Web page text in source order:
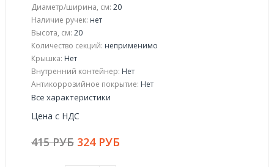
Диаметр/ширина, см: 20
Наличие ручек: нет
Высота, см: 20
Количество секций: неприменимо
Крышка: Нет
Внутренний контейнер: Нет
Антикоррозийное покрытие: Нет
Все характеристики
Цена с НДС
415 РУБ 324 РУБ